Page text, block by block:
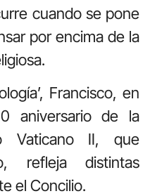
cuando se pone
por encima de la
Francisco, en
aniversario de la
Vaticano II, que
refleja distintas
el Concilio.